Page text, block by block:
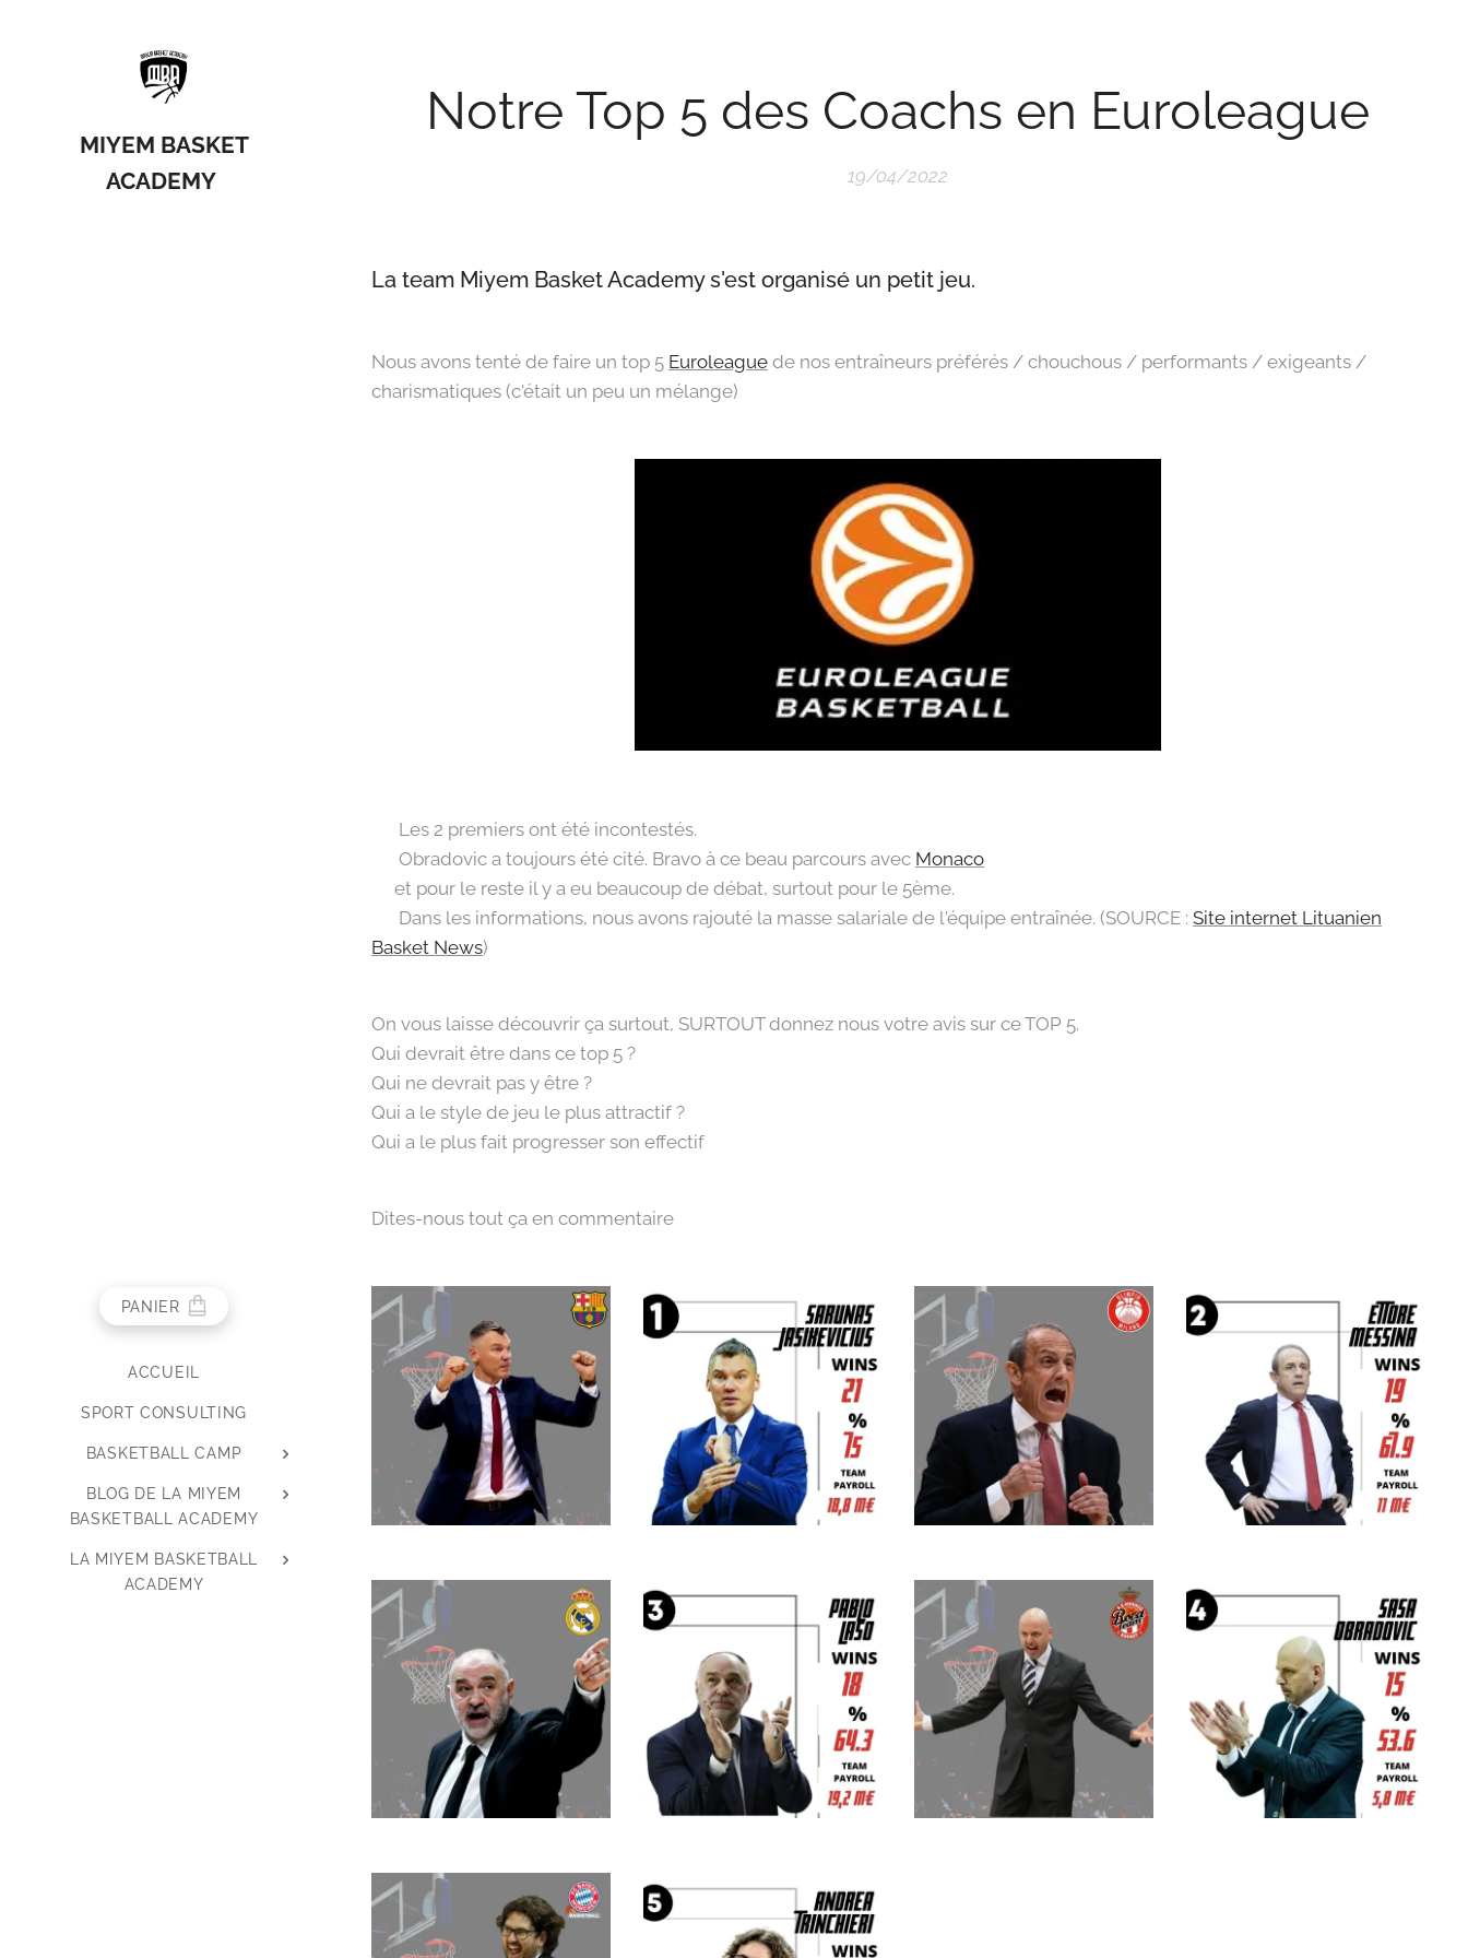
MIYEM BASKET
ACADEMY
PANIER
ACCUEIL
SPORT CONSULTING
BASKETBALL CAMP
BLOG DE LA MIYEM
BASKETBALL ACADEMY
LA MIYEM BASKETBALL
ACADEMY
Notre Top 5 des Coachs en Euroleague
19/04/2022
La team Miyem Basket Academy s'est organisé un petit jeu. 😋
Nous avons tenté de faire un top 5 Euroleague de nos entraîneurs préférés / chouchous / performants / exigeants /
charismatiques (c'était un peu un mélange)
👉 Les 2 premiers ont été incontestés.
👉 Obradovic a toujours été cité. Bravo à ce beau parcours avec Monaco
👉et pour le reste il y a eu beaucoup de débat, surtout pour le 5ème.
👉 Dans les informations, nous avons rajouté la masse salariale de l'équipe entraînée. (SOURCE : Site internet Lituanien
Basket News)
On vous laisse découvrir ça surtout, SURTOUT donnez nous votre avis sur ce TOP 5.
Qui devrait être dans ce top 5 ?
Qui ne devrait pas y être ?
Qui a le style de jeu le plus attractif ?
Qui a le plus fait progresser son effectif
Dites-nous tout ça en commentaire 👨‍💻